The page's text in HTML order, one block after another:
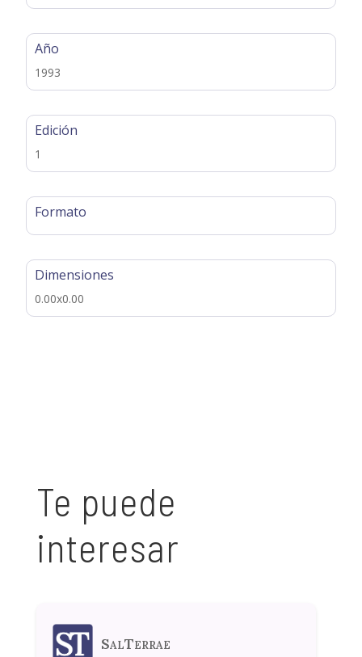
Año
1993
Edición
1
Formato
Dimensiones
0.00x0.00
Te puede
interesar
SalTerrae